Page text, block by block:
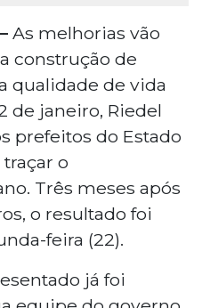
As melhorias vão
construção de
qualidade de vida
de janeiro, Riedel
prefeitos do Estado
o
Três meses após
o resultado foi
feira (22).
já foi